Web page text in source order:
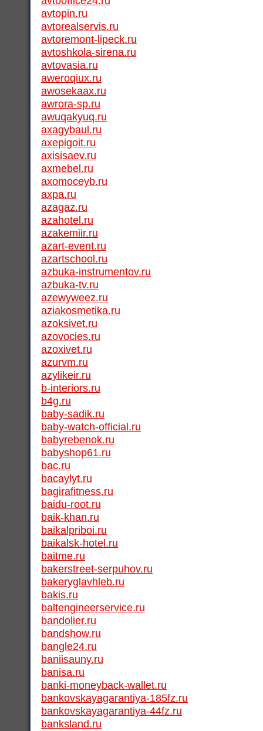
avtopin.ru
avtorealservis.ru
avtoremont-lipeck.ru
avtoshkola-sirena.ru
avtovasia.ru
aweroqiux.ru
awosekaax.ru
awrora-sp.ru
awuqakyuq.ru
axagybaul.ru
axepigoit.ru
axisisaev.ru
axmebel.ru
axomoceyb.ru
axpa.ru
azagaz.ru
azahotel.ru
azakemiir.ru
azart-event.ru
azartschool.ru
azbuka-instrumentov.ru
azbuka-tv.ru
azewyweez.ru
aziakosmetika.ru
azoksivet.ru
azovocies.ru
azoxivet.ru
azurvm.ru
azylikeir.ru
b-interiors.ru
b4g.ru
baby-sadik.ru
baby-watch-official.ru
babyrebenok.ru
babyshop61.ru
bac.ru
bacaylyt.ru
bagirafitness.ru
baidu-root.ru
baik-khan.ru
baikalpriboi.ru
baikalsk-hotel.ru
baitme.ru
bakerstreet-serpuhov.ru
bakeryglavhleb.ru
bakis.ru
baltengineerservice.ru
bandolier.ru
bandshow.ru
bangle24.ru
baniisauny.ru
banisa.ru
banki-moneyback-wallet.ru
bankovskayagarantiya-185fz.ru
bankovskayagarantiya-44fz.ru
banksland.ru